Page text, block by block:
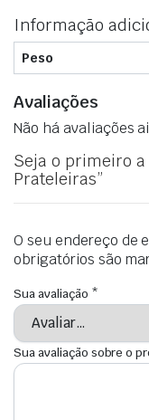
Informação
Peso
Avaliações
Não há avaliações
Seja o primeiro a
Prateleiras”
O seu endereço de
obrigatórios são
Sua avaliação *
Sua avaliação sobre o